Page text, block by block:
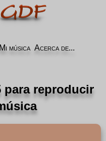
Mi música Acerca de...
para reproducir